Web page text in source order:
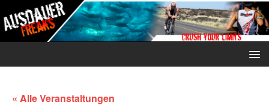
« Alle Veranstaltungen